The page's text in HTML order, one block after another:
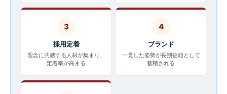
3
採用定着
理念に共感する人材が集まり、
定着率が高まる
4
ブランド
一貫した姿勢が長期信頼として
蓄積される